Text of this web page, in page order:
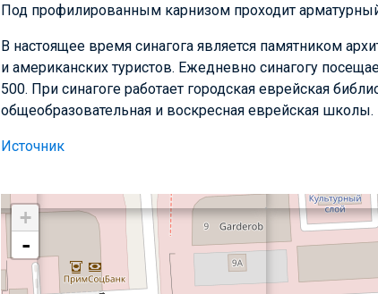
Под профилированным карнизом проходит
В настоящее время синагога является памятником
и американских туристов. Ежедневно синагогу
500. При синагоге работает городская еврейская
общеобразовательная и воскресная еврейская школы.
Источник
+
-